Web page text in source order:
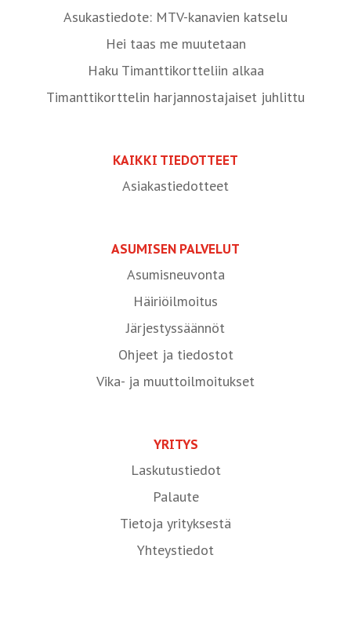
Asukastiedote: MTV-kanavien katselu
Hei taas me muutetaan
Haku Timanttikortteliin alkaa
Timanttikorttelin harjannostajaiset juhlittu
KAIKKI TIEDOTTEET
Asiakastiedotteet
ASUMISEN PALVELUT
Asumisneuvonta
Häiriöilmoitus
Järjestyssäännöt
Ohjeet ja tiedostot
Vika- ja muuttoilmoitukset
YRITYS
Laskutustiedot
Palaute
Tietoja yrityksestä
Yhteystiedot